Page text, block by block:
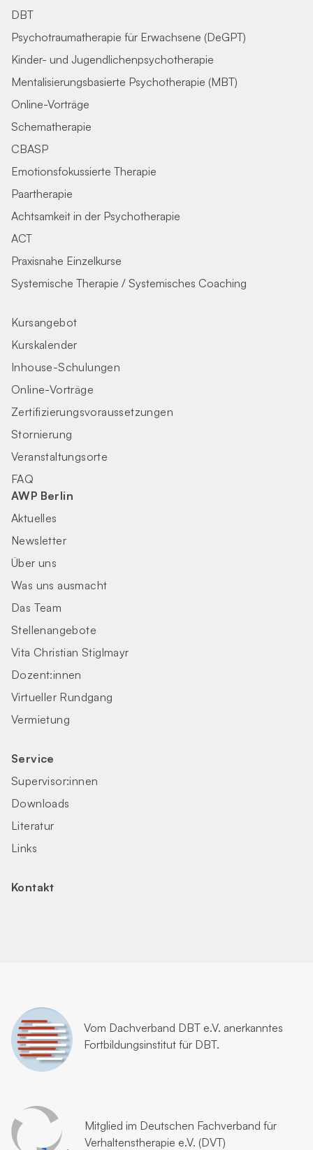
DBT
Psychotraumatherapie für Erwachsene (DeGPT)
Kinder- und Jugendlichenpsychotherapie
Mentalisierungsbasierte Psychotherapie (MBT)
Online-Vorträge
Schematherapie
CBASP
Emotionsfokussierte Therapie
Paartherapie
Achtsamkeit in der Psychotherapie
ACT
Praxisnahe Einzelkurse
Systemische Therapie / Systemisches Coaching
Kursangebot
Kurskalender
Inhouse-Schulungen
Online-Vorträge
Zertifizierungs­voraus­setzungen
Stornierung
Veranstaltungsorte
FAQ
AWP Berlin
Aktuelles
Newsletter
Über uns
Was uns ausmacht
Das Team
Stellenangebote
Vita Christian Stiglmayr
Dozent:innen
Virtueller Rundgang
Vermietung
Service
Supervisor:innen
Downloads
Literatur
Links
Kontakt
Vom Dachverband DBT e.V. anerkanntes
Fortbildungsinstitut für DBT.
Mitglied im Deutschen Fachverband für
Verhaltenstherapie e.V. (DVT)